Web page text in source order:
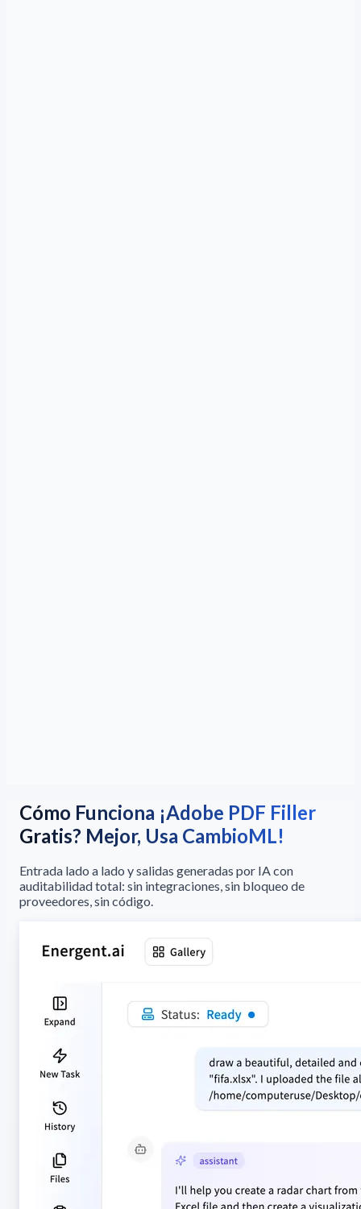
Cómo Funciona ¡Adobe PDF Filler
Gratis? Mejor, Usa CambioML!
Entrada lado a lado y salidas generadas por IA con
auditabilidad total: sin integraciones, sin bloqueo de
proveedores, sin código.